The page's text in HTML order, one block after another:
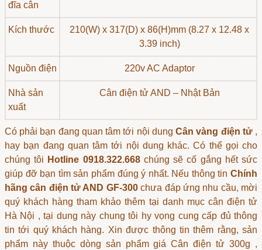
đĩa cân
Kích thước
210(W) x 317(D) x 86(H)mm (8.27 x 12.48 x
3.39 inch)
Nguồn điện 220v AC Adaptor
Nhà sản
xuất
Cân điện tửAND – Nhật Bản
Có phải bạn đang quan tâm tới nội dungCân vàng điện tử,
hay bạn đang quan tâm tới nội dung khác. Có thể gọi cho
chúng tôi Hotline 0918.322.668chúng sẽ cố gắng hết sức
giúp đỡ bạn tìm sản phẩm đúng ý nhất. Nếu thông tin Chính
hãng cân điện tử AND GF-300chưa đáp ứng nhu cầu, mời
quý khách hàng tham khảo thêm tại danh mục cân điện tử
Hà Nội , tại dung này chung tôi hy vọng cung cấp đủ thông
tin tới quý khách hàng. Xin được thông tin thêm rằng, sản
phẩm này thuộc dòng sản phẩmgiá Cân điện tử 300g ,